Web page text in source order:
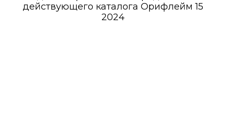
действующего каталога Орифлейм 15
2024